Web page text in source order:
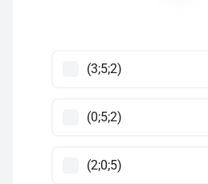
(3;5;2)
(0;5;2)
(2;0;5)